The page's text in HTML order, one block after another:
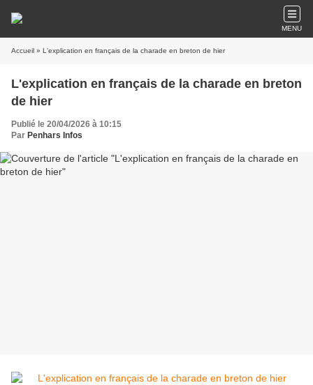
MENU
Accueil » L'explication en français de la charade en breton de hier
L'explication en français de la charade en breton
de hier
Publié le 20/04/2026 à 10:15
Par Penhars Infos